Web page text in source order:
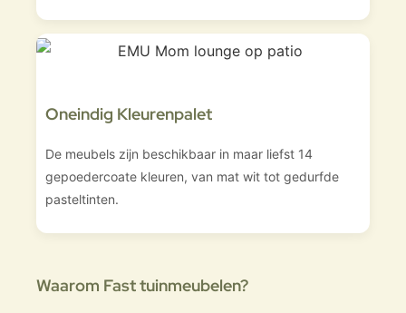
Oneindig Kleurenpalet
De meubels zijn beschikbaar in maar liefst 14
gepoedercoate kleuren, van mat wit tot gedurfde
pasteltinten.
Waarom Fast tuinmeubelen?